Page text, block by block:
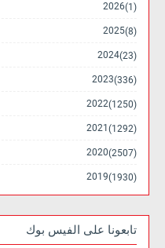
2026 (1)
2025 (8)
2024 (23)
2023 (336)
2022 (1250)
2021 (1292)
2020 (2507)
2019 (1930)
تابعونا على الفيس بوك